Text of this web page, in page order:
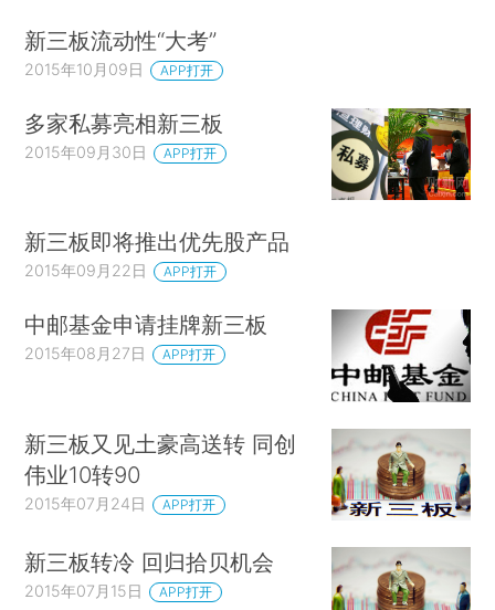
新三板流动性“大考”
2015年10月09日 APP打开
多家私募亮相新三板
2015年09月30日 APP打开
新三板即将推出优先股产品
2015年09月22日 APP打开
中邮基金申请挂牌新三板
2015年08月27日 APP打开
新三板又见土豪高送转 同创
伟业10转90
2015年07月24日 APP打开
新三板转冷 回归拾贝机会
2015年07月15日 APP打开